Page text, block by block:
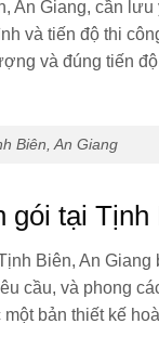
An Giang, cần
và tiến độ thi
và đúng tiến
Biên, An Giang
tại Tịnh
Biên, An
cầu, và phong
bản thiết kế